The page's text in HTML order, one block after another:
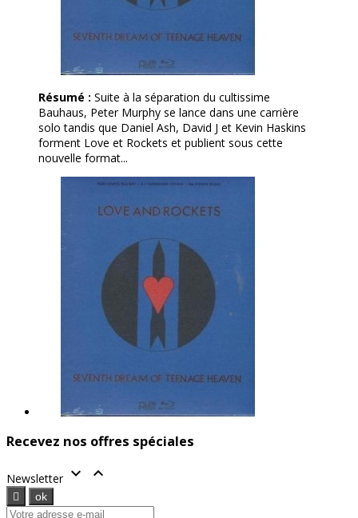
Résumé : Suite à la séparation du cultissime
Bauhaus, Peter Murphy se lance dans une carrière
solo tandis que Daniel Ash, David J et Kevin Haskins
forment Love et Rockets et publient sous cette
nouvelle format...
Recevez nos offres spéciales
Newsletter  